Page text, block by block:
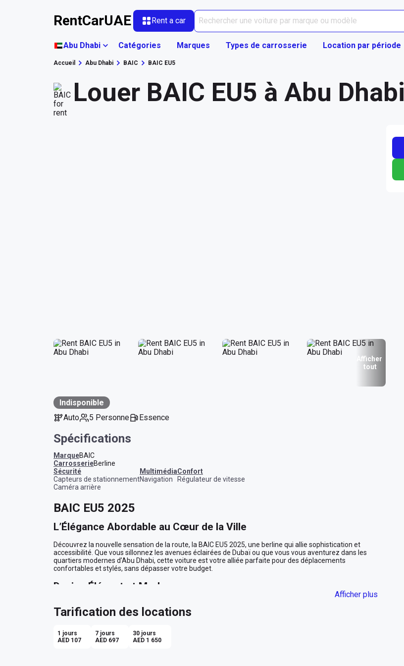
RentCarUAE Rent a car
Abu Dhabi Catégories Marques Types de carrosserie Location par période
Accueil Abu Dhabi BAIC BAIC EU5
Louer BAIC EU5 à Abu Dhabi
Afficher
tout
Indisponible
Auto
5 Personne Essence
Spécifications
MarqueBAIC
CarrosserieBerline
sécurité
Capteurs de stationnement
Caméra arrière
multimédia
Navigation
confort
Régulateur de vitesse
BAIC EU5 2025
L’Élégance Abordable au Cœur de la Ville
Découvrez la nouvelle sensation de la route, la BAIC EU5 2025, une berline qui allie sophistication et
accessibilité. Que vous sillonnez les avenues éclairées de Dubaï ou que vous vous aventurez dans les
quartiers modernes d’Abu Dhabi, cette voiture est votre alliée parfaite pour des déplacements
confortables et stylés, sans dépasser votre budget.
Design Élégant et Moderne
blanche éclatante réfléchit la lumière des gratte-ciels, transformant chaque trajet en une expérience
espace moderne et harmonieux.
Afficher plus
Tarification des locations
1 jours
AED 107
7 jours
AED 697
30 jours
AED 1 650